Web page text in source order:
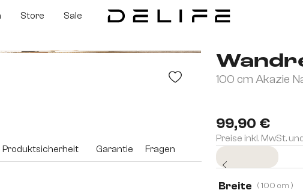
Store Sale
100 cm Akazie
99,90 €
Preise inkl. MwSt.
Breite ( 100 cm )
Produktsicherheit Garantie Fragen